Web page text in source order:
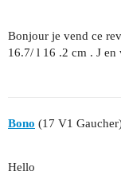
Bonjour je vend ce
16.7/ l 16 .2 cm . J en
Bono (17 V1
Hello